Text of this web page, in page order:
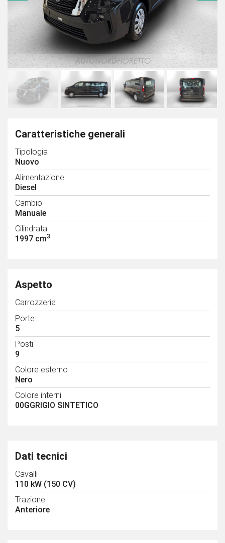
Caratteristiche generali
Tipologia
Nuovo
Alimentazione
Diesel
Cambio
Manuale
Cilindrata
1997 cm3
Aspetto
Carrozzeria
Porte
5
Posti
9
Colore esterno
Nero
Colore interni
00GGRIGIO SINTETICO
Dati tecnici
Cavalli
110 kW (150 CV)
Trazione
Anteriore